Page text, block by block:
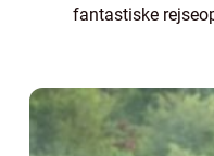
fantastiske
Afbudsre...